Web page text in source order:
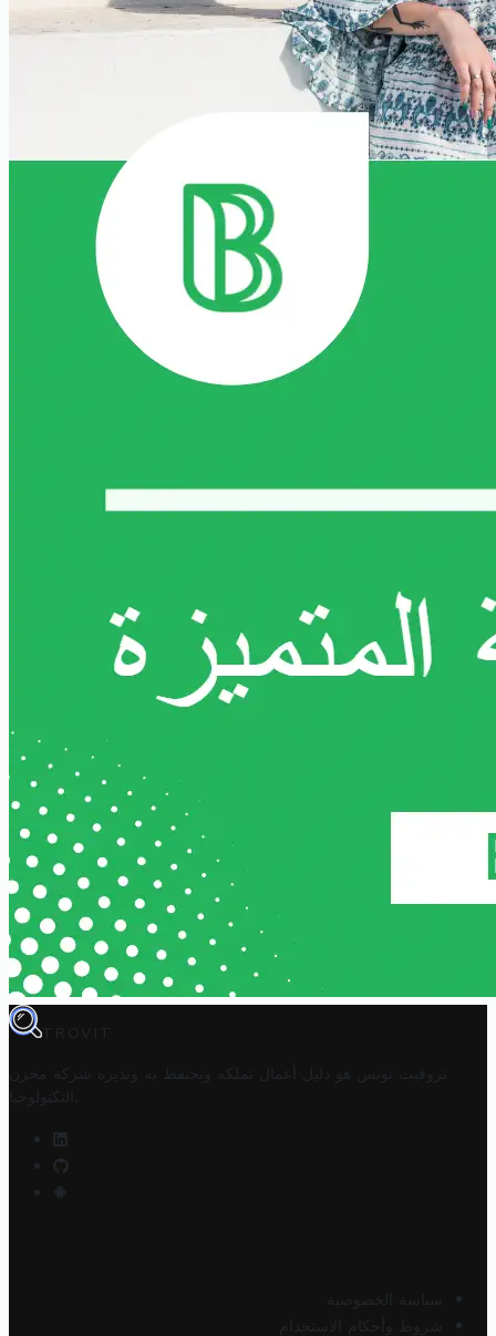
TROVIT
تروفيت تونس هو دليل أعمال تملكه وتحتفظ به وتديره
شركة مخزن
التكنولوجيا
سياسة الخصوصية
شروط وأحكام الاستخدام